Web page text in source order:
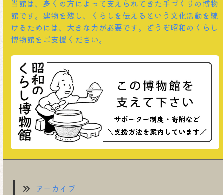
当館は、多くの方によって支えられてきた手づくりの博物
館です。建物を残し、くらしを伝えるという文化活動を続
けるためには、大きな力が必要です。どうぞ昭和のくらし
博物館をご支援ください。
アーカイブ